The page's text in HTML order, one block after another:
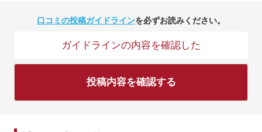
口コミの投稿ガイドラインを必ずお読みください。
ガイドラインの内容を確認した
投稿内容を確認する